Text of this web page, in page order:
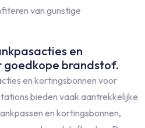
van gunstige
en
goedkope brandstof.
en kortingsbonnen voor
bieden vaak aantrekkelijke
en kortingsbonnen,